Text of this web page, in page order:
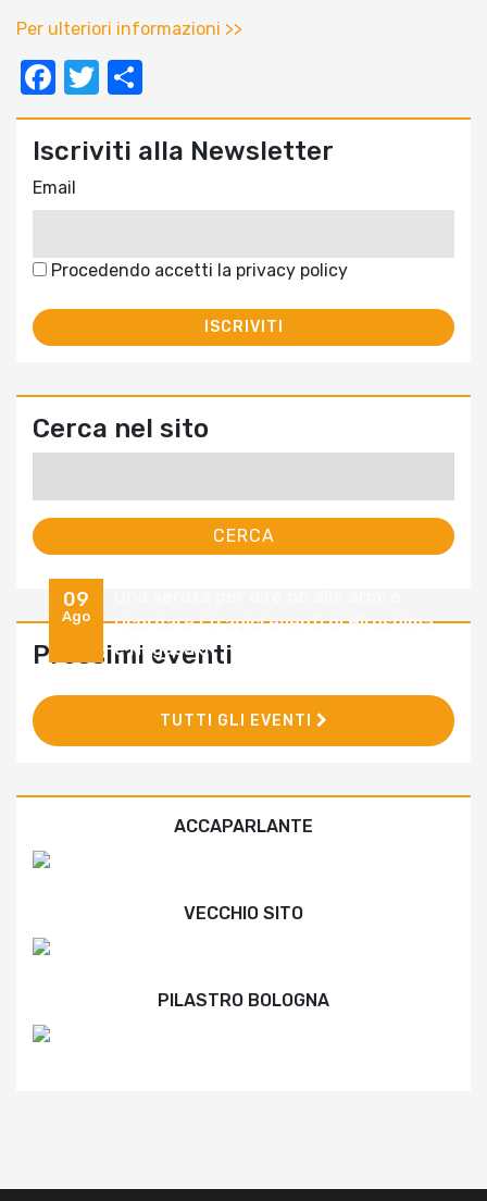
Per ulteriori informazioni >>
Facebook
Twitter
Iscriviti alla Newsletter
Email
Procedendo accetti la privacy policy
Cerca nel sito
Prossimi eventi
09
Ago
ricordare i tragici eventi di Hiroshima
e Nagasaki
TUTTI GLI EVENTI
ACCAPARLANTE
VECCHIO SITO
PILASTRO BOLOGNA